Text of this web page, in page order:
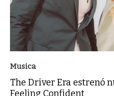
The Driver Era estrenó
Feeling Confident